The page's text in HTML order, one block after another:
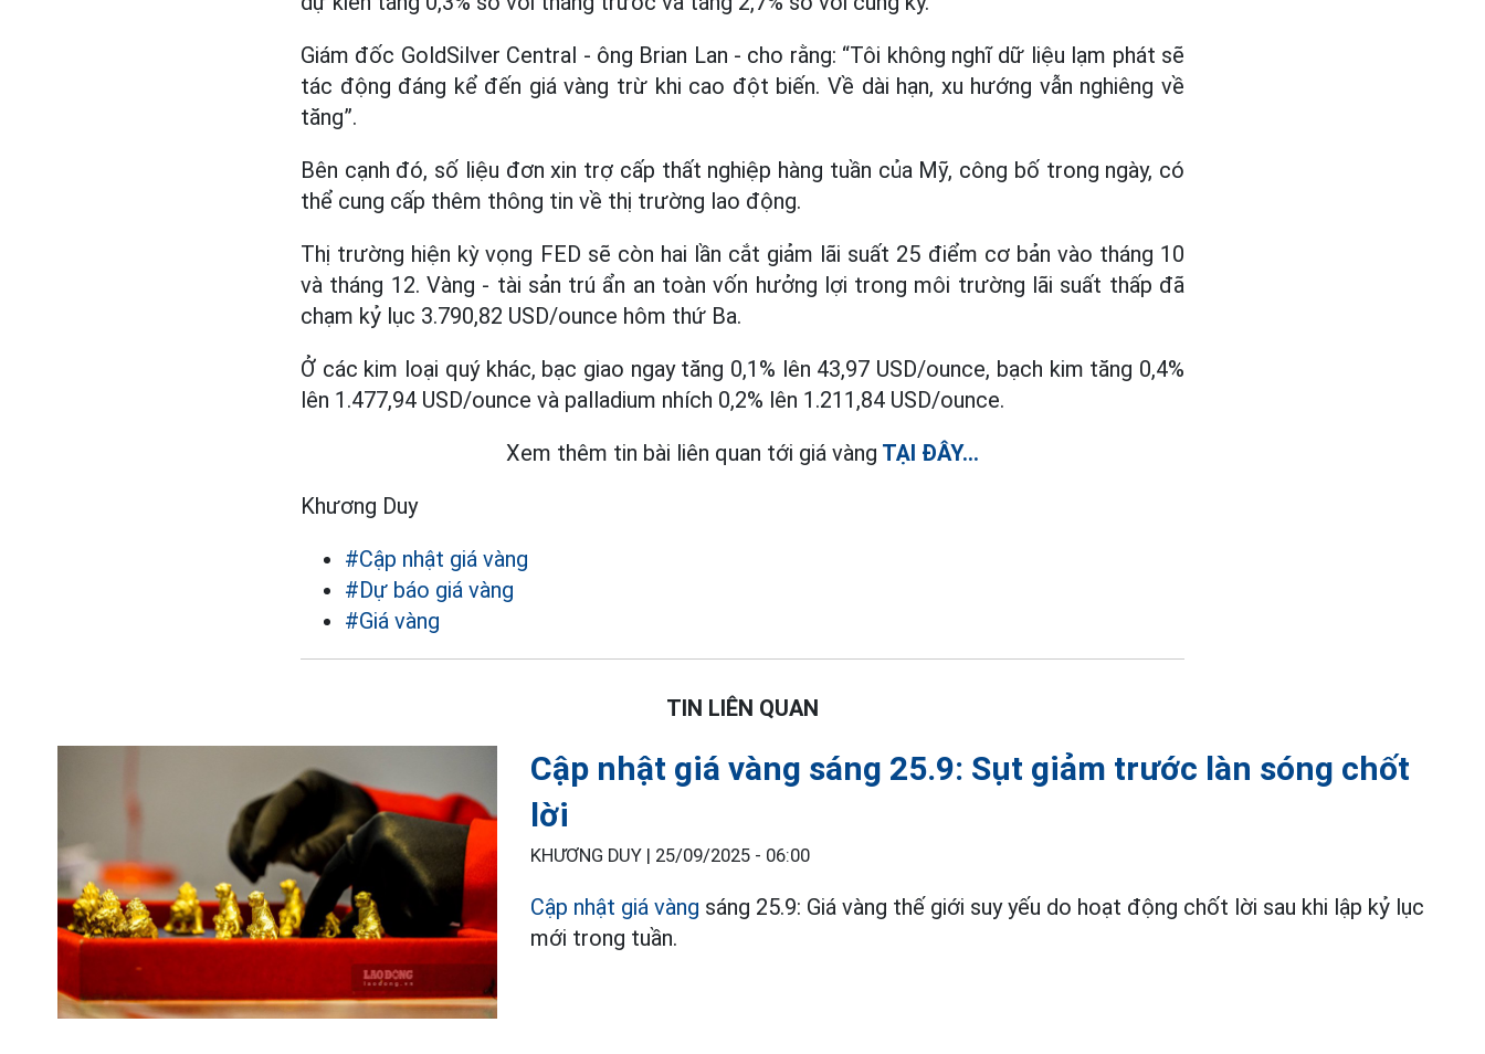
Giám đốc GoldSilver Central - ông Brian Lan - cho rằng: “Tôi không nghĩ dữ liệu lạm phát sẽ
tác động đáng kể đến giá vàng trừ khi cao đột biến. Về dài hạn, xu hướng vẫn nghiêng về
tăng”.
Bên cạnh đó, số liệu đơn xin trợ cấp thất nghiệp hàng tuần của Mỹ, công bố trong ngày, có
thể cung cấp thêm thông tin về thị trường lao động.
Thị trường hiện kỳ vọng FED sẽ còn hai lần cắt giảm lãi suất 25 điểm cơ bản vào tháng 10
và tháng 12. Vàng - tài sản trú ẩn an toàn vốn hưởng lợi trong môi trường lãi suất thấp đã
chạm kỷ lục 3.790,82 USD/ounce hôm thứ Ba.
Ở các kim loại quý khác, bạc giao ngay tăng 0,1% lên 43,97 USD/ounce, bạch kim tăng 0,4%
lên 1.477,94 USD/ounce và palladium nhích 0,2% lên 1.211,84 USD/ounce.
Xem thêm tin bài liên quan tới giá vàng TẠI ĐÂY...
Khương Duy
#Cập nhật giá vàng
#Dự báo giá vàng
#Giá vàng
TIN LIÊN QUAN
Cập nhật giá vàng sáng 25.9: Sụt giảm trước làn sóng chốt
lời
KHƯƠNG DUY | 25/09/2025 - 06:00
Cập nhật giá vàng sáng 25.9: Giá vàng thế giới suy yếu do hoạt động chốt lời sau khi lập kỷ lục
mới trong tuần.